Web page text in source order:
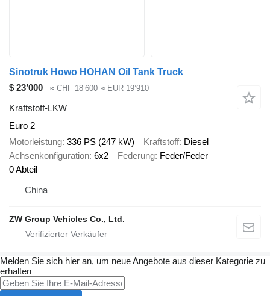
Sinotruk Howo HOHAN Oil Tank Truck
$ 23’000
≈ CHF 18’600 ≈ EUR 19’910
Kraftstoff-LKW
Euro 2
Motorleistung 336 PS (247 kW) Kraftstoff Diesel
Achsenkonfiguration 6x2 Federung Feder/Feder
0 Abteil
China
ZW Group Vehicles Co., Ltd.
Melden Sie sich hier an, um neue Angebote aus dieser Kategorie zu
erhalten